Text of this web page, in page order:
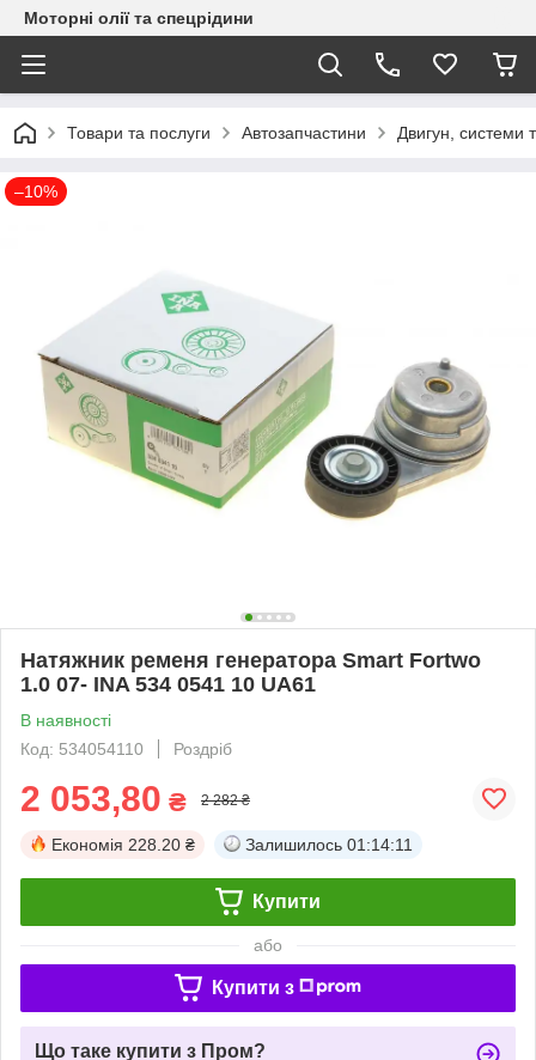
Моторні олії та спецрідини
Товари та послуги Автозапчастини Двигун, системи
–10%
Натяжник ременя генератора Smart Fortwo
1.0 07- INA 534 0541 10 UA61
В наявності
Код: 534054110
Роздріб
2 053,80 ₴ 2 282 ₴
Економія 228.20 ₴ Залишилось 01:14:10
Купити
або
Купити з
Що таке купити з Пром?